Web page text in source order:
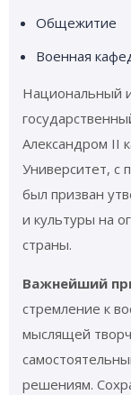
Общежитие
Военная
Национальный
Александром II
Университет, с
был призван
и культуры на
страны.
Важнейший
стремление к
мыслящей
решениям.